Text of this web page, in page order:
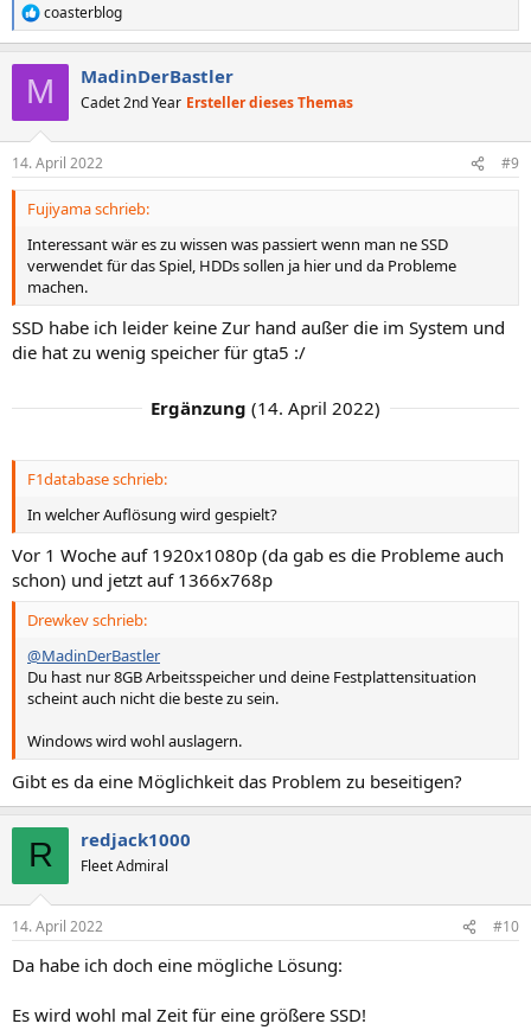
R
e
e
n
coasterblog
M MadinDerBastler
Cadet 2nd Year Ersteller dieses Themas
14. April 2022 #9
Fujiyama schrieb:
Interessant wär es zu wissen was passiert wenn man ne SSD
verwendet für das Spiel, HDDs sollen ja hier und da Probleme
machen.
SSD habe ich leider keine Zur hand außer die im System und
die hat zu wenig speicher für gta5 :/
Ergänzung (14. April 2022)
F1database schrieb:
In welcher Auflösung wird gespielt?
Vor 1 Woche auf 1920x1080p (da gab es die Probleme auch
schon) und jetzt auf 1366x768p
Drewkev schrieb:
@MadinDerBastler
Du hast nur 8GB Arbeitsspeicher und deine Festplattensituation
scheint auch nicht die beste zu sein.
Windows wird wohl auslagern.
Gibt es da eine Möglichkeit das Problem zu beseitigen?
R redjack1000
Fleet Admiral
14. April 2022 #10
Da habe ich doch eine mögliche Lösung:
Es wird wohl mal Zeit für eine größere SSD!